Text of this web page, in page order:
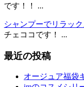
です！！ ...
シャンプーでリラック
チェココです！ ...
最近の投稿
オージュア福袋